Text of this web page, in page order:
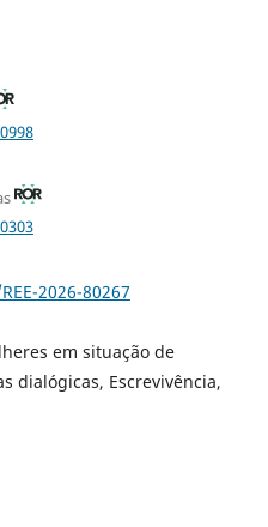
2026-80267
em situação de
dialógicas, Escrevivência,